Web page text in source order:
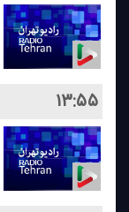
۱۳:۵۵